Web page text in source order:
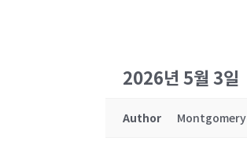
2026년 5월 3일
Author Montgomery